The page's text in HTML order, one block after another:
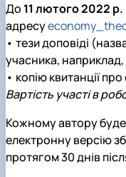
До 11 лютого 2022 р.
адресу
• тези доповіді
учасника,
• копію квитанції
Вартість участі в
Кожному автору
електронну версію
протягом 30 днів